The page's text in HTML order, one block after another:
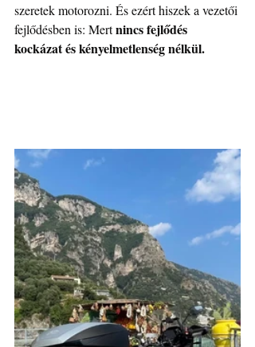
szeretek motorozni. És ezért hiszek a vezetői
fejlődésben is: Mert nincs fejlődés
kockázat és kényelmetlenség nélkül.